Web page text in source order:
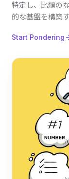
特定し、比類の
的な基盤を構築
Start Pondering